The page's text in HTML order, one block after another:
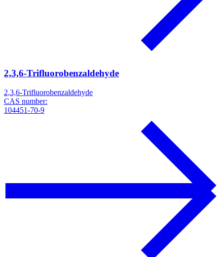
2,3,6-Trifluorobenzaldehyde
2,3,6-Trifluorobenzaldehyde
CAS number:
104451-70-9